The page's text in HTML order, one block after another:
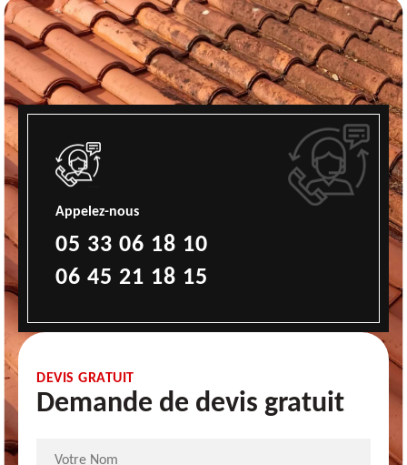
Appelez-nous
05 33 06 18 10
06 45 21 18 15
DEVIS GRATUIT
Demande de devis gratuit